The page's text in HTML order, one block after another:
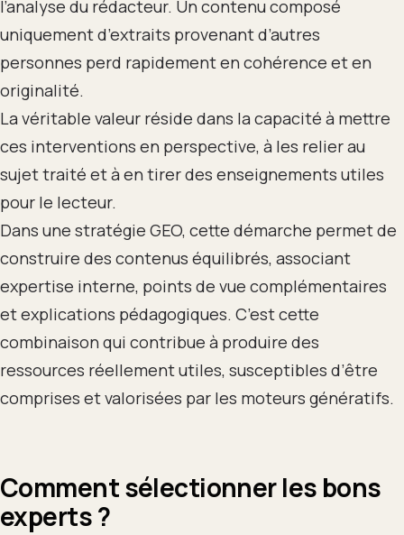
l’analyse du rédacteur. Un contenu composé
uniquement d’extraits provenant d’autres
personnes perd rapidement en cohérence et en
originalité.
La véritable valeur réside dans la capacité à mettre
ces interventions en perspective, à les relier au
sujet traité et à en tirer des enseignements utiles
pour le lecteur.
Dans une stratégie GEO, cette démarche permet de
construire des contenus équilibrés, associant
expertise interne, points de vue complémentaires
et explications pédagogiques. C’est cette
combinaison qui contribue à produire des
ressources réellement utiles, susceptibles d’être
comprises et valorisées par les moteurs génératifs.
Comment sélectionner les bons
experts ?